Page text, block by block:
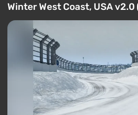
Winter West Coast, USA v2.0